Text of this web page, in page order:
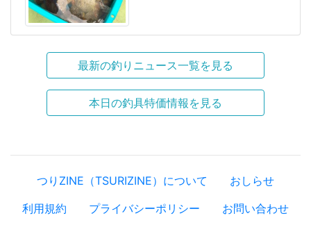
最新の釣りニュース一覧を見る
本日の釣具特価情報を見る
つりZINE（TSURIZINE）について
おしらせ
利用規約
プライバシーポリシー お問い合わせ